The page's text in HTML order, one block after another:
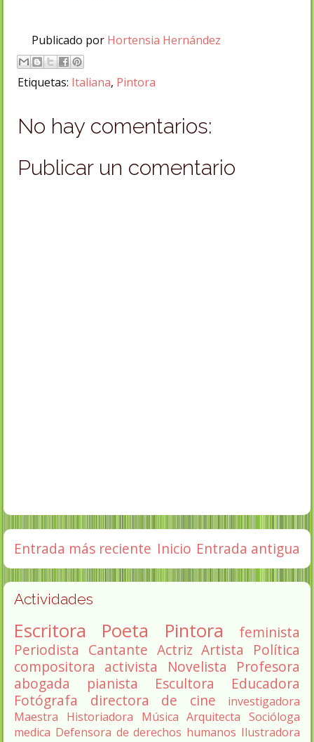
Publicado por Hortensia Hernández
Etiquetas: Italiana, Pintora
No hay comentarios:
Publicar un comentario
Entrada más reciente Entrada antigua
Inicio
Actividades
Escritora Poeta Pintora
feminista
Periodista Cantante Actriz Artista
Política
compositora activista Novelista
Profesora
abogada
pianista Escultora
Educadora
Fotógrafa
directora de cine
investigadora
Maestra
Historiadora Música Arquitecta Socióloga
medica Defensora de derechos humanos Ilustradora